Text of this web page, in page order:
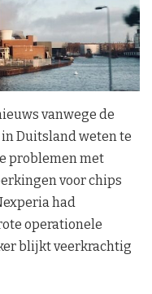
vanwege de
Duitsland weten te
problemen met
voor chips
had
operationele
blijkt veerkrachtig